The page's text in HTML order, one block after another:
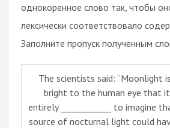
однокоренное слово так, чтобы
лексически соответствовало
Заполните пропуск полученным
The scientists said: “Moonlight
bright to the human eye that
entirely ____________ to imagine
source of nocturnal light could